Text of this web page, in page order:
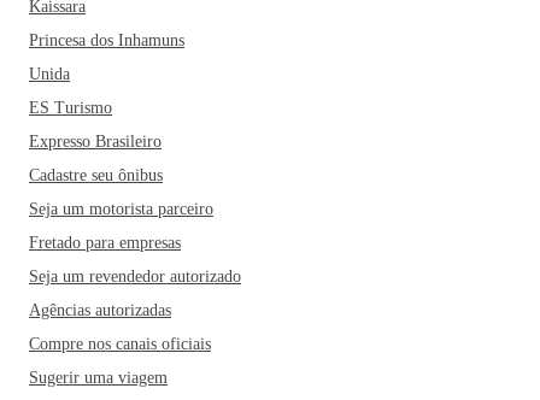
Kaissara
Princesa dos Inhamuns
Unida
ES Turismo
Expresso Brasileiro
Cadastre seu ônibus
Seja um motorista parceiro
Fretado para empresas
Seja um revendedor autorizado
Agências autorizadas
Compre nos canais oficiais
Sugerir uma viagem